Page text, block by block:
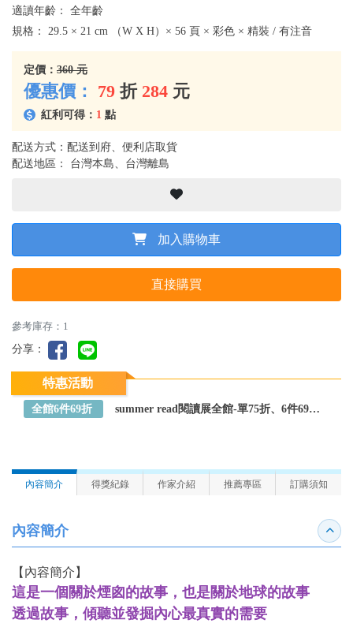
適讀年齡： 全年齡
規格： 29.5 × 21 cm （W X H）× 56 頁 × 彩色 × 精裝 / 有注音
定價： 360 元
優惠價： 79 折 284 元
紅利可得： 1 點
配送方式：配送到府、便利店取貨
配送地區： 台灣本島、台灣離島
加入購物車
直接購買
參考庫存：1
分享：
特惠活動
全館6件69折 summer read閱讀展全館-單75折、6件69折～全館任選
內容簡介 得獎紀錄 作家介紹 推薦專區 訂購須知
內容簡介 收合
【內容簡介】
這是一個關於煙囪的故事，也是關於地球的故事
透過故事，傾聽並發掘內心最真實的需要